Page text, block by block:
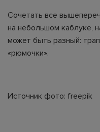
Сочетать все
на небольшом каблуке,
может быть разный:
«рюмочки».
Источник фото: freepik